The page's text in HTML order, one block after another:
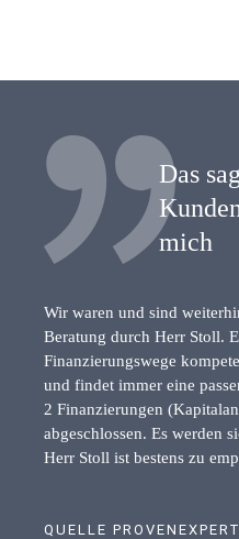
Das
mich
Wir waren und sind
Beratung durch Herr Stoll.
Finanzierungswege
und findet immer eine
2 Finanzierungen
abgeschlossen. Es werden
Herr Stoll ist bestens zu
QUELLE PROVENEXPERT